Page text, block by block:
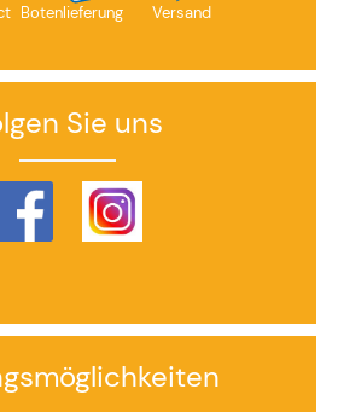
Botenlieferung Versand
Sie uns